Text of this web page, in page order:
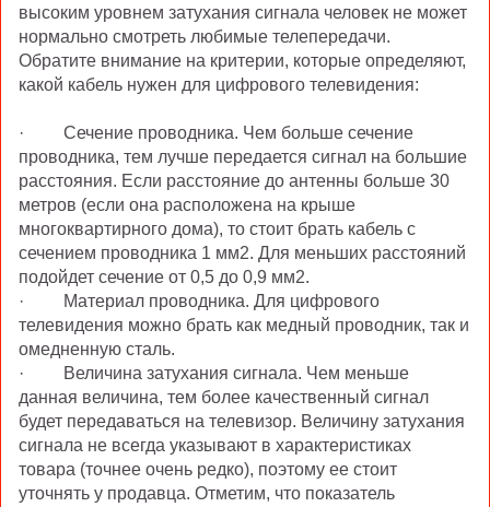
высоким уровнем затухания сигнала человек не может
нормально смотреть любимые телепередачи.
Обратите внимание на критерии, которые определяют,
какой кабель нужен для цифрового телевидения:
·
Сечение проводника. Чем больше сечение
проводника, тем лучше передается сигнал на большие
расстояния. Если расстояние до антенны больше 30
метров (если она расположена на крыше
многоквартирного дома), то стоит брать кабель с
сечением проводника 1 мм2. Для меньших расстояний
подойдет сечение от 0,5 до 0,9 мм2.
·
Материал проводника. Для цифрового
телевидения можно брать как медный проводник, так и
омедненную сталь.
·
Величина затухания сигнала. Чем меньше
данная величина, тем более качественный сигнал
будет передаваться на телевизор. Величину затухания
сигнала не всегда указывают в характеристиках
товара (точнее очень редко), поэтому ее стоит
уточнять у продавца. Отметим, что показатель